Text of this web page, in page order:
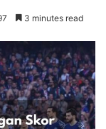
3 minutes read